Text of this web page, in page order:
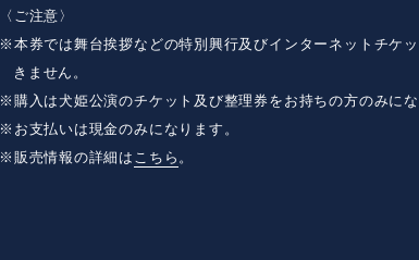
〈ご注意〉
※本券では舞台挨拶などの特別興行及びインターネットチケ
きません。
※購入は犬姫公演のチケット及び整理券をお持ちの方のみにな
※お支払いは現金のみになります。
※販売情報の詳細は こちら 。